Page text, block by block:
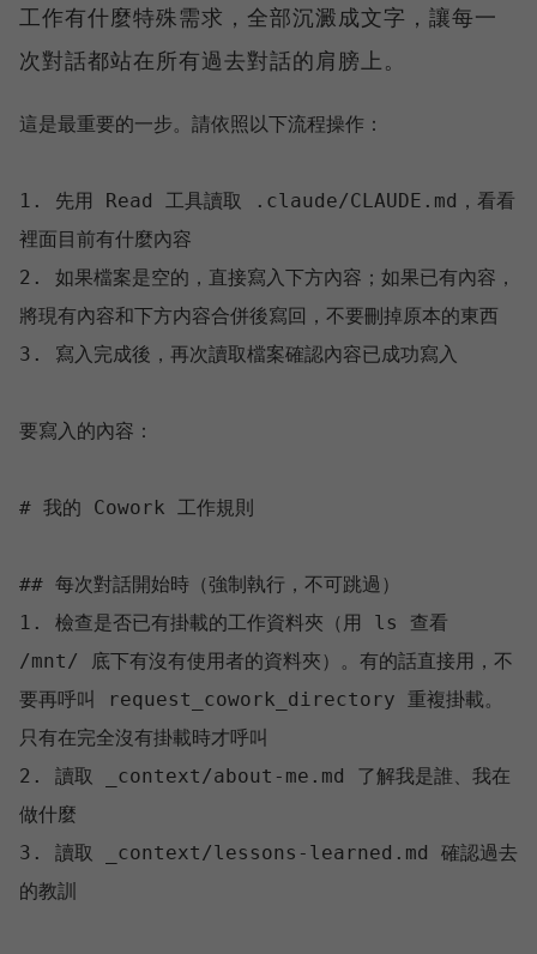
工作有什麼特殊需求，全部沉澱成文字，讓每一
次對話都站在所有過去對話的肩膀上。
這是最重要的一步。請依照以下流程操作：
1. 先用 Read 工具讀取 .claude/CLAUDE.md，看看
裡面目前有什麼內容
2. 如果檔案是空的，直接寫入下方內容；如果已有內容，
將現有內容和下方内容合併後寫回，不要刪掉原本的東西
3. 寫入完成後，再次讀取檔案確認內容已成功寫入
要寫入的內容：
# 我的 Cowork 工作規則
## 每次對話開始時（強制執行，不可跳過）
1. 檢查是否已有掛載的工作資料夾（用 ls 查看
/mnt/ 底下有沒有使用者的資料夾）。有的話直接用，不
要再呼叫 request_cowork_directory 重複掛載。
只有在完全沒有掛載時才呼叫
2. 讀取 _context/about-me.md 了解我是誰、我在
做什麼
3. 讀取 _context/lessons-learned.md 確認過去
的教訓